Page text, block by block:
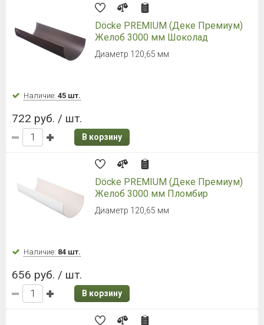
Döcke PREMIUM (Деке Премиум)
Желоб 3000 мм Шоколад
Диаметр 120,65 мм
Наличие: 45 шт.
722 руб. / шт.
В корзину
Döcke PREMIUM (Деке Премиум)
Желоб 3000 мм Пломбир
Диаметр 120,65 мм
Наличие: 84 шт.
656 руб. / шт.
В корзину